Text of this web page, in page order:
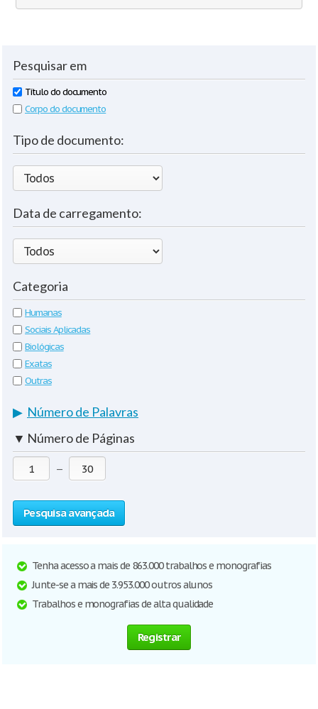
Pesquisar em
Título do documento
Corpo do documento
Tipo de documento:
Data de carregamento:
Categoria
Humanas
Sociais Aplicadas
Biológicas
Exatas
Outras
▶ Número de Palavras
▼ Número de Páginas
—
Pesquisa avançada
Tenha acesso a mais de 863.000 trabalhos e monografias
Junte-se a mais de 3.953.000 outros alunos
Trabalhos e monografias de alta qualidade
Registrar